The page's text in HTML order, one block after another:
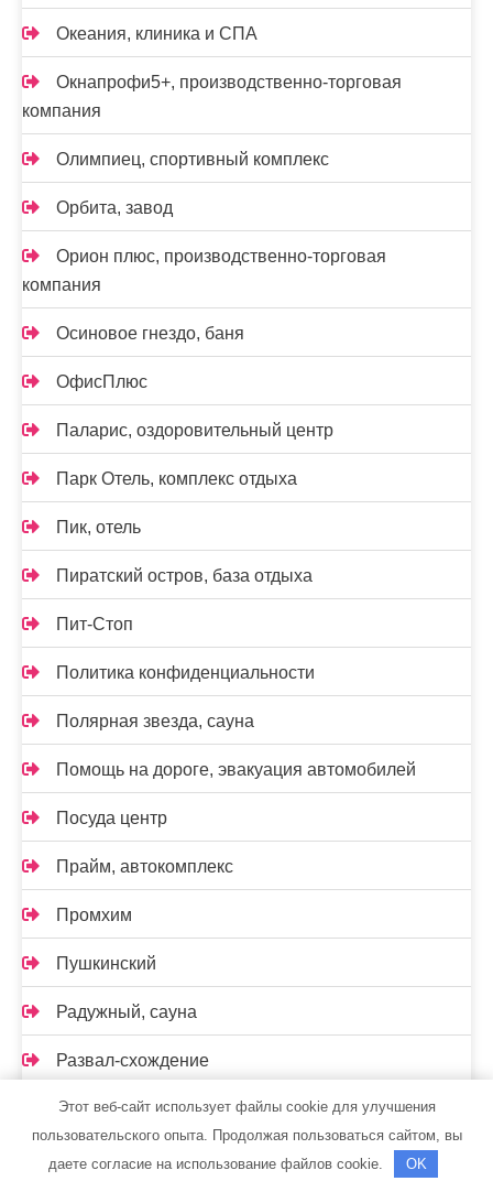
Океания, клиника и СПА
Окнапрофи5+, производственно-торговая
компания
Олимпиец, спортивный комплекс
Орбита, завод
Орион плюс, производственно-торговая
компания
Осиновое гнездо, баня
ОфисПлюс
Паларис, оздоровительный центр
Парк Отель, комплекс отдыха
Пик, отель
Пиратский остров, база отдыха
Пит-Стоп
Политика конфиденциальности
Полярная звезда, сауна
Помощь на дороге, эвакуация автомобилей
Посуда центр
Прайм, автокомплекс
Промхим
Пушкинский
Радужный, сауна
Развал-схождение
Реклама и Контакты
Ремавто
Этот веб-сайт использует файлы cookie для улучшения
пользовательского опыта. Продолжая пользоваться сайтом, вы
даете согласие на использование файлов cookie.
OK